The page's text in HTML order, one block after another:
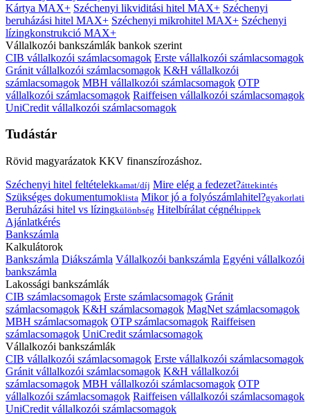
Kártya MAX+ Széchenyi likviditási hitel MAX+ Széchenyi
beruházási hitel MAX+ Széchenyi mikrohitel MAX+ Széchenyi
lízingkonstrukció MAX+
Vállalkozói bankszámlák bankok szerint
CIB vállalkozói számlacsomagok Erste vállalkozói számlacsomagok
Gránit vállalkozói számlacsomagok K&H vállalkozói
számlacsomagok MBH vállalkozói számlacsomagok OTP
vállalkozói számlacsomagok Raiffeisen vállalkozói számlacsomagok
UniCredit vállalkozói számlacsomagok
Tudástár
Rövid magyarázatok KKV finanszírozáshoz.
Széchenyi hitel feltételekkamat/díj Mire elég a fedezet?áttekintés
Szükséges dokumentumoklista Mikor jó a folyószámlahitel?gyakorlati
Beruházási hitel vs lízingkülönbség Hitelbírálat cégnéltippek
Ajánlatkérés
Bankszámla
Kalkulátorok
Bankszámla Diákszámla Vállalkozói bankszámla Egyéni vállalkozói
bankszámla
Lakossági bankszámlák
CIB számlacsomagok Erste számlacsomagok Gránit
számlacsomagok K&H számlacsomagok MagNet számlacsomagok
MBH számlacsomagok OTP számlacsomagok Raiffeisen
számlacsomagok UniCredit számlacsomagok
Vállalkozói bankszámlák
CIB vállalkozói számlacsomagok Erste vállalkozói számlacsomagok
Gránit vállalkozói számlacsomagok K&H vállalkozói
számlacsomagok MBH vállalkozói számlacsomagok OTP
vállalkozói számlacsomagok Raiffeisen vállalkozói számlacsomagok
UniCredit vállalkozói számlacsomagok